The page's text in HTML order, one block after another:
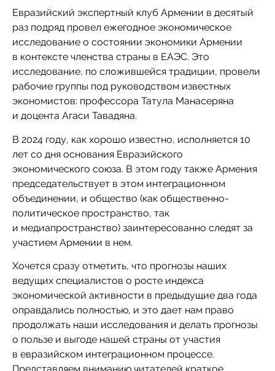
Евразийский экспертный клуб Армении в десятый
раз подряд провел ежегодное экономическое
исследование о состоянии экономики Армении
в контексте членства страны в ЕАЭС. Это
исследование, по сложившейся традиции, провели
рабочие группы под руководством известных
экономистов: профессора Татула Манасеряна
и доцента Агаси Тавадяна.
В 2024 году, как хорошо известно, исполняется 10
лет со дня основания Евразийского
экономического союза. В этом году также Армения
председательствует в этом интеграционном
объединении, и общество (как общественно-
политическое пространство, так
и медиапространство) заинтересованно следят за
участием Армении в нем.
Хочется сразу отметить, что прогнозы наших
ведущих специалистов о росте индекса
экономической активности в предыдущие два года
оправдались полностью, и это дает нам право
продолжать наши исследования и делать прогнозы
о пользе и выгоде нашей страны от участия
в евразийском интеграционном процессе.